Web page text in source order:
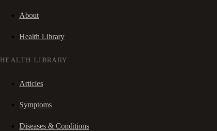
About
Health Library
HEALTH LIBRARY
Articles
Symptoms
Diseases & Conditions